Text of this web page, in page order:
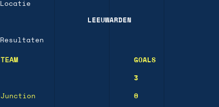
Locatie
LEEUWARDEN
Resultaten
TEAM GOALS
3
Junction 0